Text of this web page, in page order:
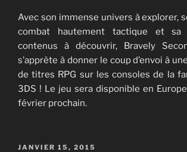
Avec son immense univers à explorer,
combat hautement tactique et sa
contenus à découvrir, Bravely
s’apprête à donner le coup d’envoi à
de titres RPG sur les consoles de la
3DS ! Le jeu sera disponible en
février prochain.
PUBLIÉ
JANVIER 15, 2015